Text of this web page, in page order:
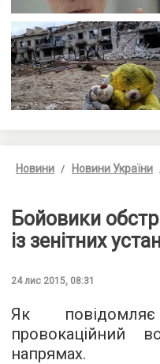
Новини Новини України
Бойовики
із зенітних
24 лис 2015, 08:31
Як повідомляє
провокаційний
напрямах.